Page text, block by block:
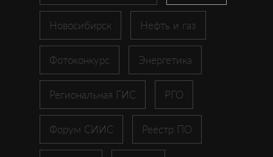
Новосибирск Нефть и газ
Фотоконкурс Энергетика
Региональная ГИС РГО
Форум СИИС Реестр ПО